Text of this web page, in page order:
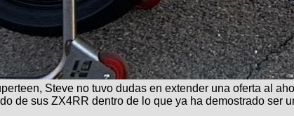
Steve no tuvo dudas en extender una oferta al
de sus ZX4RR dentro de lo que ya ha demostrado ser